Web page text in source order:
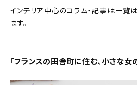
インテリア
インテリア中心のコラム・記事は一覧
ます。
「フランスの田舎町に住む、小さな女